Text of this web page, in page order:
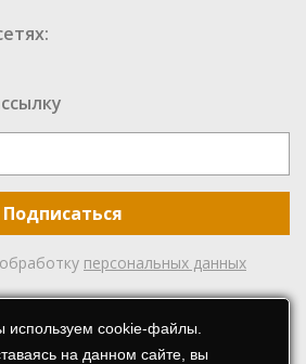
Подписаться
персональных данных
используем cookie-файлы.
на данном сайте, вы